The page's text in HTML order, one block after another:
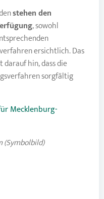
stehen den
, sowohl
ersichtlich. Das
hin, dass die
sorgfältig
Mecklenburg-
(Symbolbild)